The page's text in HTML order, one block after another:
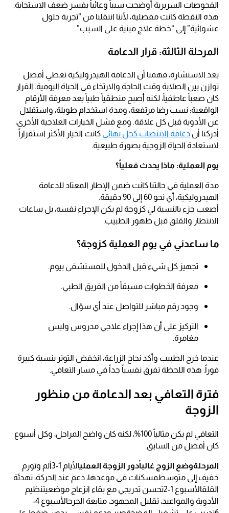
الفحوصات السريرية أوضحت سبباً وعائياً يفسر ضعف الاستجابة.
هذه النقطة كانت مفصلية، لأننا انتقلنا من “تجربة حلول
عشوائية” إلى “خطة علاج مبنية على السبب”.
المرحلة الثالثة: قرار الدعامة
بعد الاستشارة، فهمنا أن الدعامة الهيدروليكية تعطي أفضل
توازن بين الصلابة وقت الحاجة والارتخاء في الحياة اليومية. القرار
كان صعباً عاطفياً، لكنه أصبح منطقياً طبياً بعد معرفة الأرقام
الواقعية: نسب رضا مرتفعة، ومدة استخدام طويلة، واستقلال
عن الأدوية قبل كل علاقة. ومع فشل الخيارات العلاجية الأخرى،
أدركنا أن دعامة الانتصاب كحل نهائي كانت الخيار الأكثر استقراراً
لاستعادة الحياة الزوجية بصورة طبيعية.
يوم العملية: ماذا يحدث فعلياً؟
مدة العملية في حالتنا كانت ضمن الإطار المعتاد للدعامة
الهيدروليكية، أي نحو 60 إلى 90 دقيقة.
أصعب جزء بالنسبة لي كزوجة لم يكن الإجراء نفسه، بل ساعات
الانتظار والقلق قبل ظهور الطبيب.
ما ساعدني في يوم العملية كزوجة؟
تجهيز كل شيء قبل الدخول للمستشفى بيوم.
معرفة الخطوات مسبقاً من الفريق الطبي.
وجود رقم مباشر للتواصل عند أي سؤال.
التركيز على أن هذا إجراء علاجي مدروس وليس
مغامرة.
عندما خرج الطبيب وأكد نجاح الزراعة، انخفض التوتر بنسبة كبيرة
فوراً. هذه اللحظة تفرق نفسياً جداً في مسار التعافي.
فترة التعافي بعد الدعامة من منظور
الزوجة
التعافي لم يكن مثالياً 100%، لكنه كان واضح المراحل، وكل أسبوع
كان أفضل من السابق.
المرحلةوضع الزوج غالباًدور الزوجة العملي
الأيام 1-3ألم وتورم
خفيف إلى متوسطمسكنات في موعدها، دعم عند الحركة، تهدئة
القلقالأسبوع 1-2تحسن تدريجي مع بقاء انزعاج موضعيتنظيم
الأدوية والمواعيد، تقليل المجهود، متابعة الجرحالأسبوع 4-